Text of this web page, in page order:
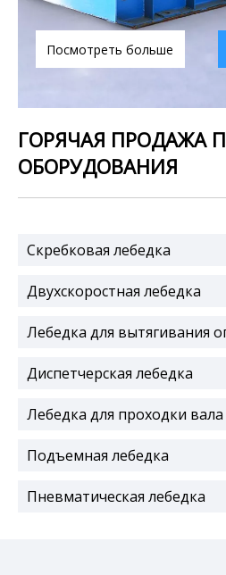
Посмотреть больше
Скребковая лебедка
Двухскоростная лебедка
Лебедка для вытягивания
Диспетчерская лебедка
Лебедка для проходки вала
Подъемная лебедка
Пневматическая лебедка
ГОРЯЧАЯ ПРОДАЖА
ОБОРУДОВАНИЯ